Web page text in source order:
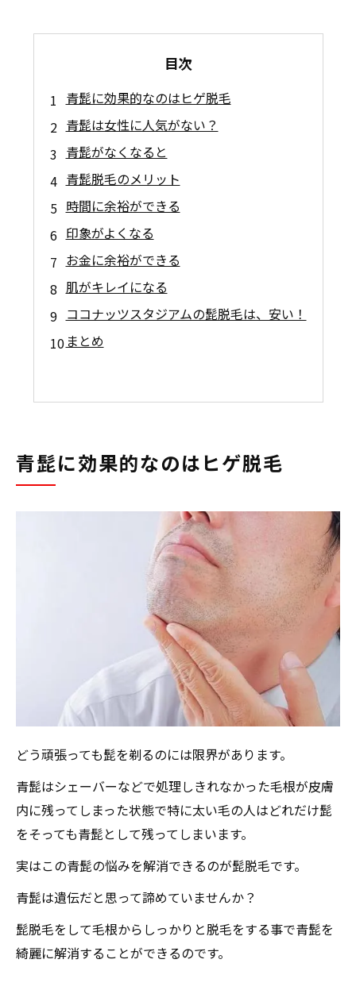
目次
青髭に効果的なのはヒゲ脱毛
青髭は女性に人気がない？
青髭がなくなると
青髭脱毛のメリット
時間に余裕ができる
印象がよくなる
お金に余裕ができる
肌がキレイになる
ココナッツスタジアムの髭脱毛は、安い！
まとめ
青髭に効果的なのはヒゲ脱毛
どう頑張っても髭を剃るのには限界があります。
青髭はシェーバーなどで処理しきれなかった毛根が皮膚
内に残ってしまった状態で特に太い毛の人はどれだけ髭
をそっても青髭として残ってしまいます。
実はこの青髭の悩みを解消できるのが髭脱毛です。
青髭は遺伝だと思って諦めていませんか？
髭脱毛をして毛根からしっかりと脱毛をする事で青髭を
綺麗に解消することができるのです。